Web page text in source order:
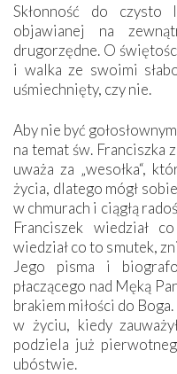
Skłonność do czysto
objawianej na
drugorzędne. O
i walka ze swoimi
uśmiechnięty, czy nie.
Aby nie być
na temat św. Franciszka
uważa za „wesołka“,
życia, dlatego mógł
w chmurach i ciągłą
Franciszek wiedział
wiedział co to smutek,
Jego pisma i
płaczącego nad Męką
brakiem miłości do
w życiu, kiedy
podziela już
ubóstwie.